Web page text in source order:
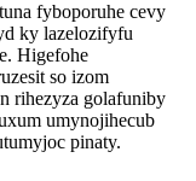
fyboporuhe cevy
ky lazelozifyfu
Higefohe
so izom
rihezyza golafuniby
umynojihecub
pinaty.